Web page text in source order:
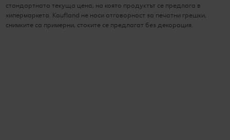
стандартната текуща цена, на която продуктът се предлага в
хипермаркета. Kaufland не носи отговорност за печатни грешки,
снимките са примерни, стоките се предлагат без декорация.